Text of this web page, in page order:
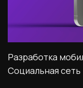
Разработка
Социальная сеть